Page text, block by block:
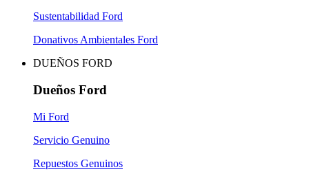
Sustentabilidad Ford
Donativos Ambientales Ford
DUEÑOS FORD
Dueños Ford
Mi Ford
Servicio Genuino
Repuestos Genuinos